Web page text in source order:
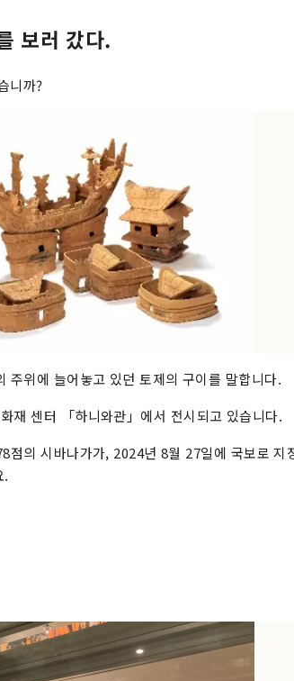
보러 갔다.
니까?
주위에 늘어놓고 있던 토제의 구이를 말합니다.
재 센터 「하니와관」에서 전시되고 있습니다.
점의 시바나가가, 2024년 8월 27일에 국보로 지
.